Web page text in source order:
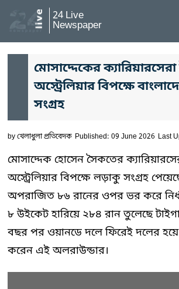
24 Live
Newspaper
মোসাদ্দেকের ক্যারিয়ারসেরা
অস্ট্রেলিয়ার বিপক্ষে
সংগ্রহ
byখেলাধুলা প্রতিবেদক Published: 09 June 2026 Last
মোসাদ্দেক হোসেন সৈকতের
অস্ট্রেলিয়ার বিপক্ষে লড়াকু সংগ্রহ
অপরাজিত ৮৬ রানের ওপর ভর করে
৮ উইকেট হারিয়ে ২৮৪ রান তুলেছে
বছর পর ওয়ানডে দলে ফিরেই দলের হয়ে
করেন এই অলরাউন্ডার।